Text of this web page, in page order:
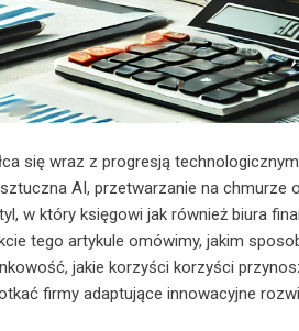
się wraz z progresją technologicznym.
AI, przetwarzanie na chmurze
w który księgowi jak również biura
tego artykule omówimy, jakim
jakie korzyści korzyści
firmy adaptujące innowacyjne